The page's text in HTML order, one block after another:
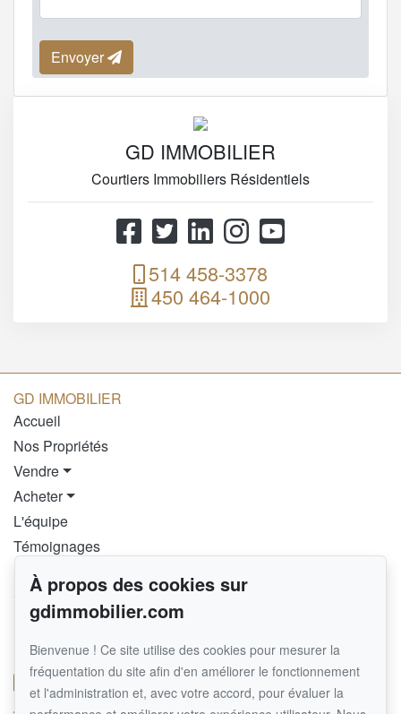
Envoyer
GD IMMOBILIER
Courtiers Immobiliers Résidentiels
514 458-3378
450 464-1000
GD IMMOBILIER
Accueil
Nos Propriétés
Vendre
Acheter
L'équipe
Témoignages
Blog
Contact
Pour nous joindre
RE/MAX EXTRA INC.
514 458-3378
450 464-1000
À propos des cookies sur
gdimmobilier.com
Bienvenue ! Ce site utilise des cookies pour mesurer la
fréquentation du site afin d'en améliorer le fonctionnement
et l'administration et, avec votre accord, pour évaluer la